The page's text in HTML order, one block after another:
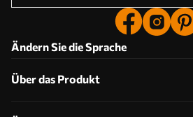
Ändern Sie die Sprache
Über das Produkt